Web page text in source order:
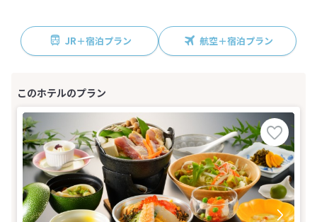
JR＋宿泊プラン 航空＋宿泊プラン